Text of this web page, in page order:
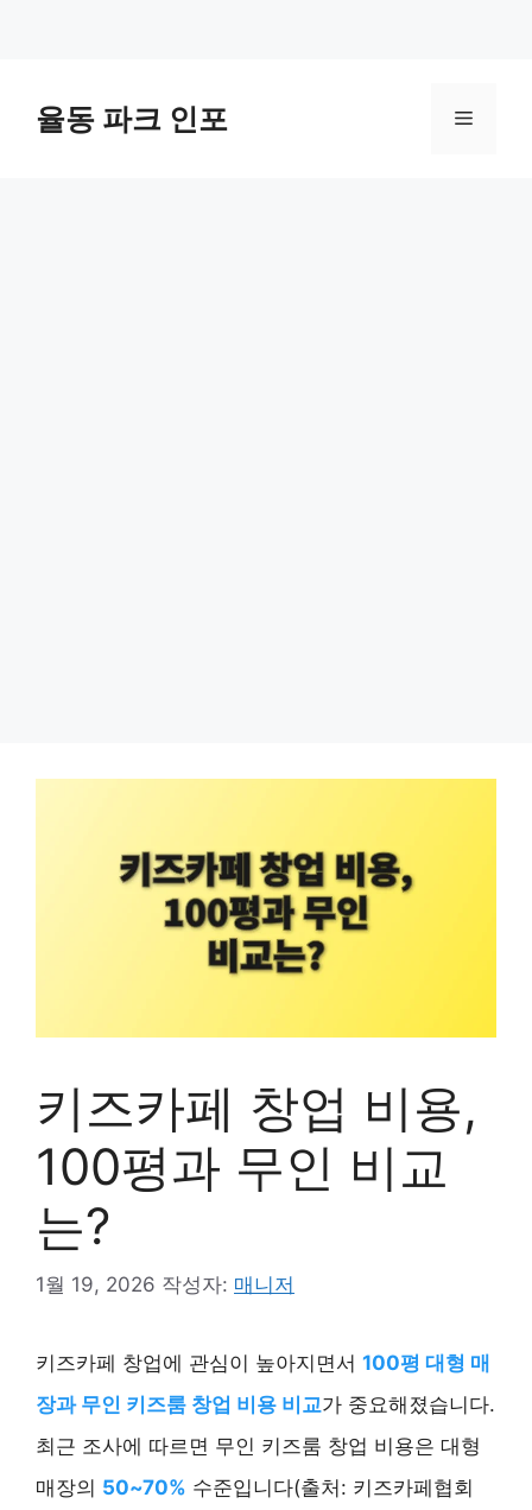
율동 파크 인포 메
키즈카페 창업 비용,
100평과 무인 비교
는?
1월 19, 2026 작성자: 매니저
키즈카페 창업에 관심이 높아지면서 100평 대형 매
장과 무인 키즈룸 창업 비용 비교가 중요해졌습니다.
최근 조사에 따르면 무인 키즈룸 창업 비용은 대형
매장의 50~70% 수준입니다(출처: 키즈카페협회